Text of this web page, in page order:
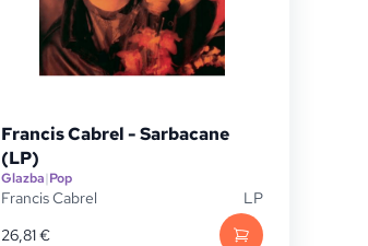
Francis Cabrel - Sarbacane
(LP)
Glazba|Pop
Francis Cabrel
LP
26,81€